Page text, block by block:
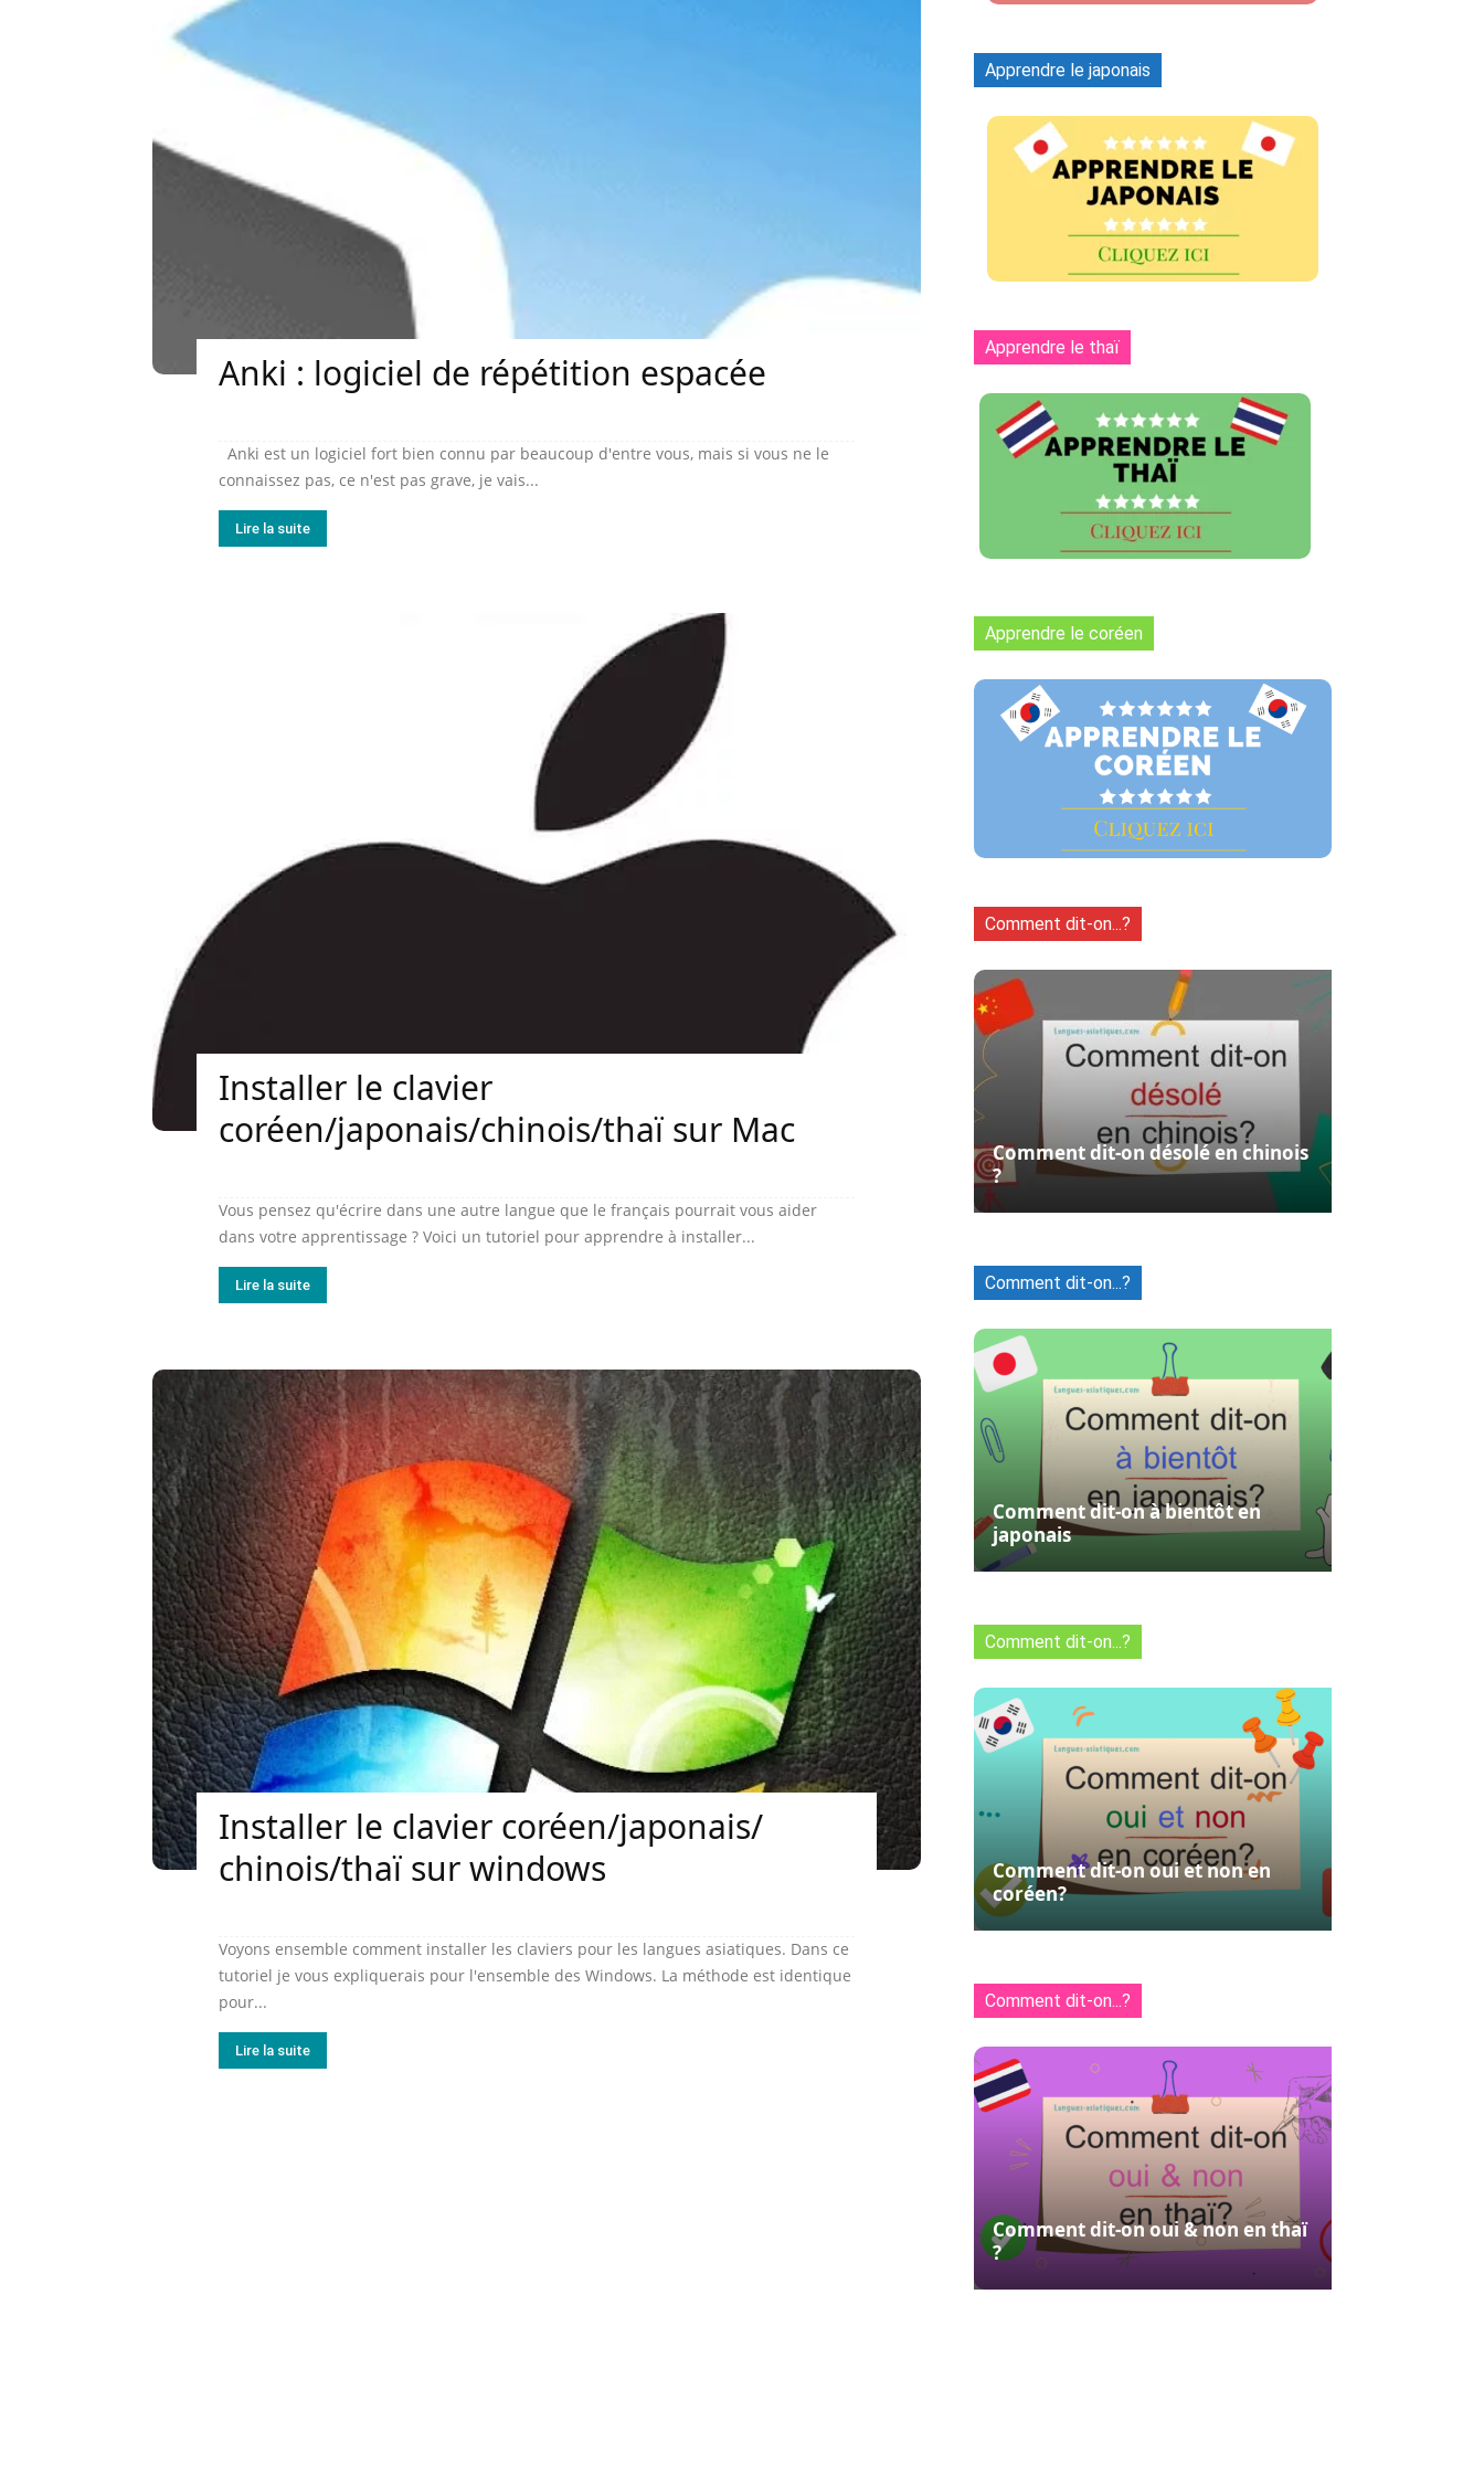
Anki : logiciel de répétition espacée
Anki est un logiciel fort bien connu par beaucoup d'entre vous, mais si vous ne le
connaissez pas, ce n'est pas grave, je vais...
Lire la suite
Installer le clavier
coréen/japonais/chinois/thaï sur Mac
Vous pensez qu'écrire dans une autre langue que le français pourrait vous aider
dans votre apprentissage ? Voici un tutoriel pour apprendre à installer...
Lire la suite
Installer le clavier coréen/japonais/
chinois/thaï sur windows
Voyons ensemble comment installer les claviers pour les langues asiatiques. Dans ce
tutoriel je vous expliquerais pour l'ensemble des Windows. La méthode est identique
pour...
Lire la suite
Apprendre le japonais
Apprendre le thaï
Apprendre le coréen
Comment dit-on...?
Comment dit-on désolé en chinois
?
Comment dit-on...?
Comment dit-on à bientôt en
japonais
Comment dit-on...?
Comment dit-on oui et non en
coréen?
Comment dit-on...?
Comment dit-on oui & non en thaï
?